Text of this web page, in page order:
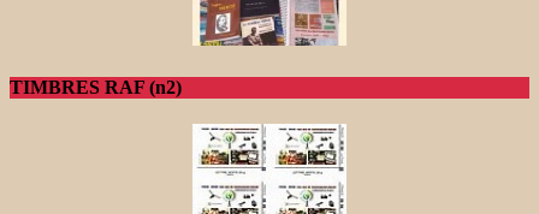
TIMBRES RAF (n2)